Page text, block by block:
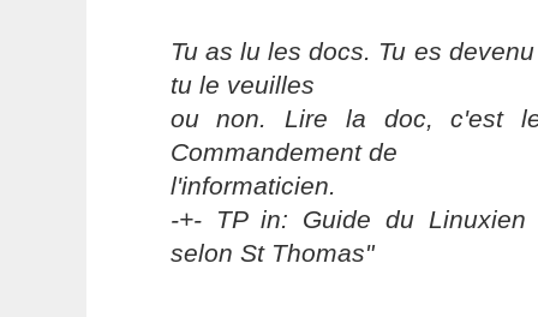
Tu as lu les docs. Tu es
tu le veuilles
ou non. Lire la doc, c'est
Commandement de
l'informaticien.
-+- TP in: Guide du Linuxien
selon St Thomas"